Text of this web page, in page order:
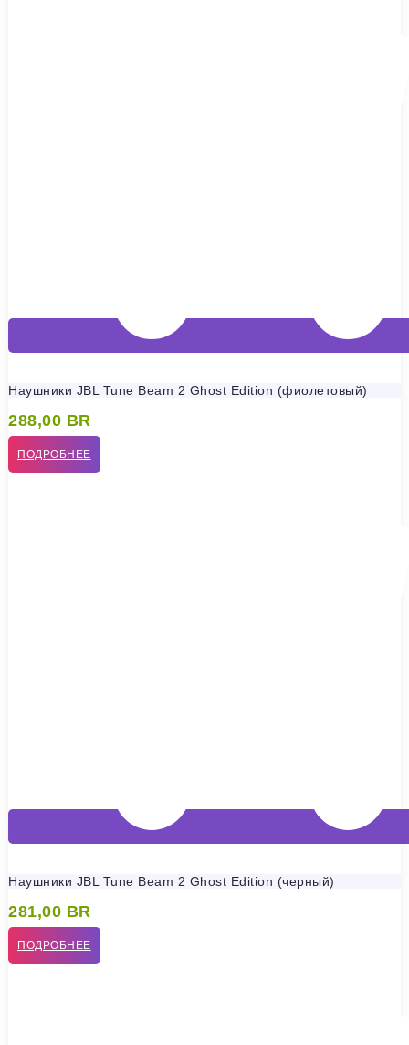
Наушники JBL Tune Beam 2 Ghost Edition (фиолетовый)
288,00 BR
ПОДРОБНЕЕ
Наушники JBL Tune Beam 2 Ghost Edition (черный)
281,00 BR
ПОДРОБНЕЕ